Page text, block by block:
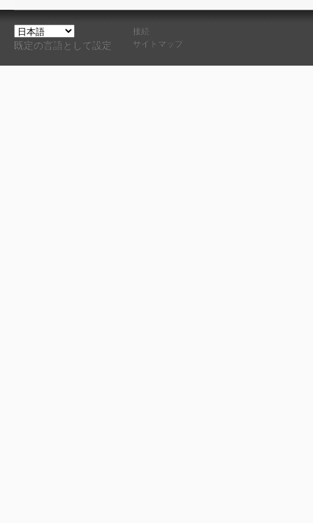
既定の言語として設定
接続
サイトマップ